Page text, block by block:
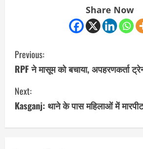
Share Now
C
o
n
t
i
Previous:
RPF ने मासूम को बचाया, अपहरणकर्ता
Next:
Kasganj: थाने के पास महिलाओं में